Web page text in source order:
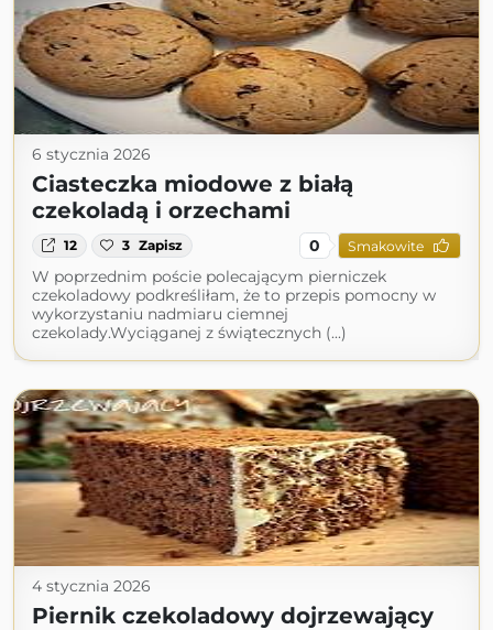
6 stycznia 2026
Ciasteczka miodowe z białą
czekoladą i orzechami
12 3 Zapisz 0 Smakowite
W poprzednim poście polecającym pierniczek
czekoladowy podkreśliłam, że to przepis pomocny w
wykorzystaniu nadmiaru ciemnej
czekolady.Wyciąganej z świątecznych (...)
4 stycznia 2026
Piernik czekoladowy dojrzewający